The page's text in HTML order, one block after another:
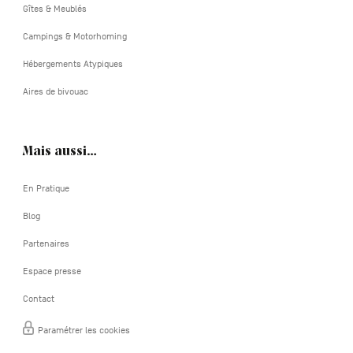
Gîtes & Meublés
Campings & Motorhoming
Hébergements Atypiques
Aires de bivouac
Mais aussi…
En Pratique
Blog
Partenaires
Espace presse
Contact
Paramétrer les cookies